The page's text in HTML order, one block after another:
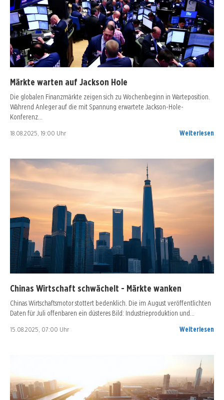
Märkte warten auf Jackson Hole
Die globalen Finanzmärkte zeigen sich zu Wochenbeginn in Warteposition.
Während Anleger auf die mit Spannung erwartete Jackson-Hole-
Konferenz…
18.08.2025, 19:00 Uhr Weiterlesen
Chinas Wirtschaft schwächelt - Märkte wanken
Chinas Wirtschaftsmotor stottert bedenklich. Die im August veröffentlichten
Daten für Juli offenbaren ein düsteres Bild: Industrieproduktion und…
15.08.2025, 07:00 Uhr Weiterlesen